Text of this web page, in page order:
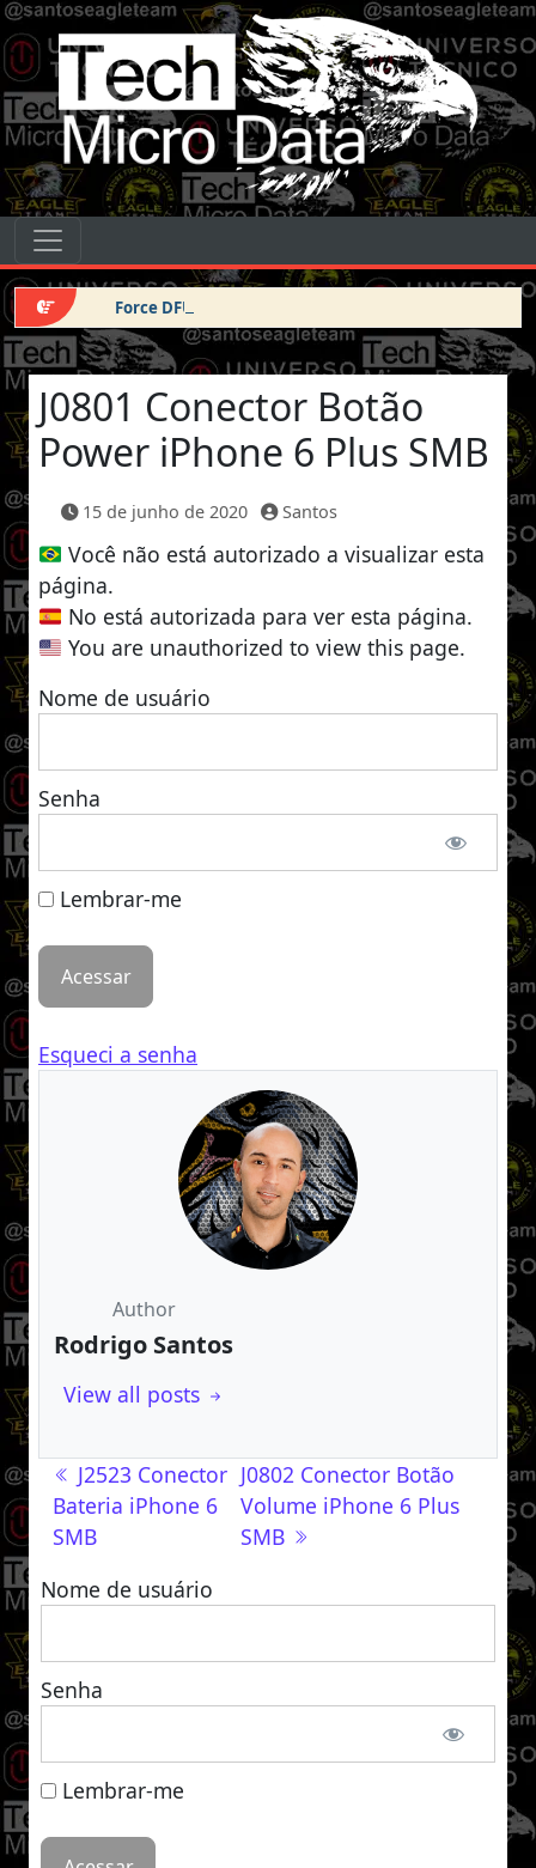
Pular para o conteúdo
Tech Micro Data
Pular para o conteúdo
Navegação principal
Force DFU iPhone 14 Pro Max
J0801 Conector Botão
Power iPhone 6 Plus SMB
15 de junho de 2020 Santos
Você não está autorizado a visualizar esta
página.
No está autorizada para ver esta página.
You are unauthorized to view this page.
Nome de usuário
Senha
Lembrar-me
Esqueci a senha
Author
Rodrigo Santos
View all posts
Navegação de post
J2523 Conector
Bateria iPhone 6
SMB
J0802 Conector Botão
Volume iPhone 6 Plus
SMB
Nome de usuário
Senha
Lembrar-me